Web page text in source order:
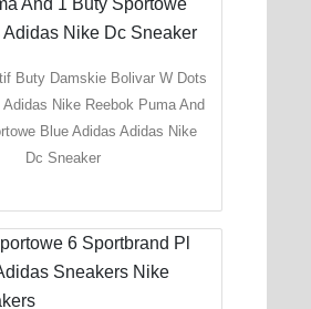
Buty Damskie Bolivar W Dots
Adidas Nike Reebok Puma And
Blue Adidas Adidas Nike
Dc Sneaker